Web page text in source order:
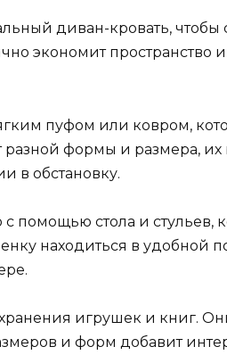
диван-кровать, чтобы
экономит пространство
пуфом или ковром,
формы и размера,
в обстановку.
помощью стола и стульев,
находиться в удобной
игрушек и книг.
и форм добавит